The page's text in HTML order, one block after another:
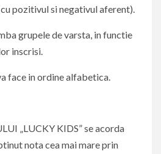
pozitivul si negativul aferent).
grupele de varsta, in functie
inscrisi.
face in ordine alfabetica.
„LUCKY KIDS” se acorda
nota cea mai mare prin